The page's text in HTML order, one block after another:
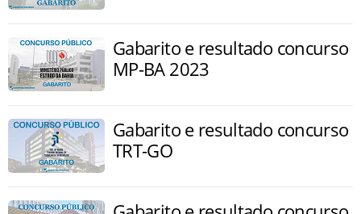
Gabarito e resultado concurso
MP-BA 2023
Gabarito e resultado concurso
TRT-GO